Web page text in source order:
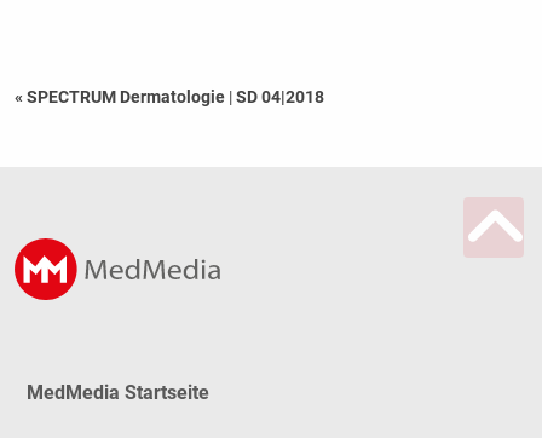
« SPECTRUM Dermatologie |SD 04|2018
MedMedia Startseite